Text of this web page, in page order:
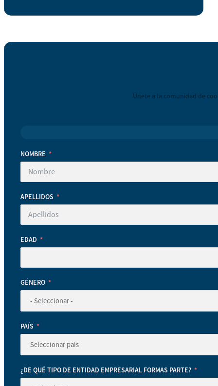
Únete a la comunidad de
NOMBRE
APELLIDOS
EDAD
GÉNERO
PAÍS
¿DE QUÉ TIPO DE ENTIDAD EMPRESARIAL FORMAS PARTE?